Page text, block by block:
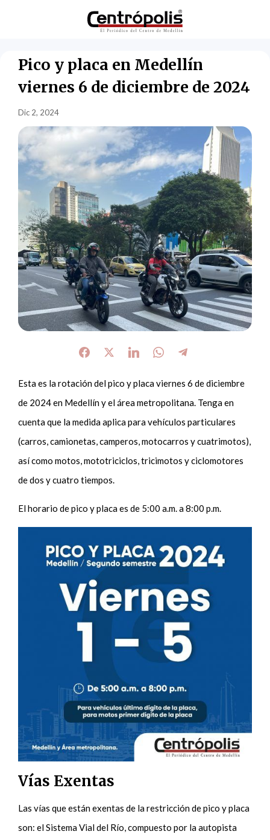
Pico y placa en Medellín
viernes 6 de diciembre de 2024
Dic 2, 2024
Esta es la rotación del pico y placa viernes 6 de diciembre
de 2024 en Medellín y el área metropolitana. Tenga en
cuenta que la medida aplica para vehículos particulares
(carros, camionetas, camperos, motocarros y cuatrimotos),
así como motos, mototriciclos, tricimotos y ciclomotores
de dos y cuatro tiempos.
El horario de pico y placa es de 5:00 a.m. a 8:00 p.m.
Vías Exentas
Las vías que están exentas de la restricción de pico y placa
son: el Sistema Vial del Río, compuesto por la autopista